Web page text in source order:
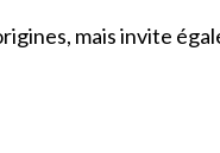
mais invite